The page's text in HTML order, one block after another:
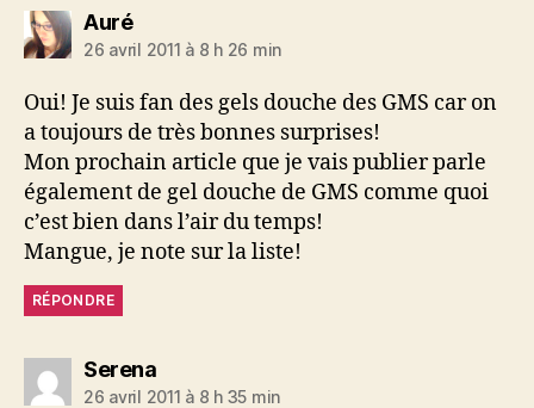
Aurédit :
26 avril 2011 à 8 h 26 min
Oui! Je suis fan des gels douche des GMS car on
a toujours de très bonnes surprises!
Mon prochain article que je vais publier parle
également de gel douche de GMS comme quoi
c’est bien dans l’air du temps!
Mangue, je note sur la liste!
RÉPONDRE
Serenadit :
26 avril 2011 à 8 h 35 min